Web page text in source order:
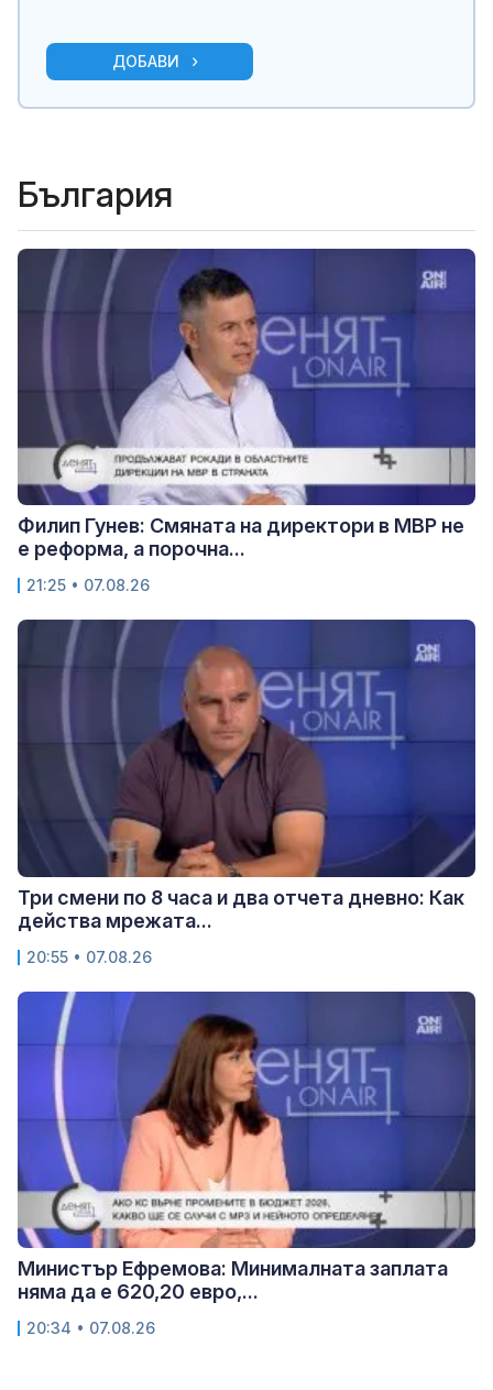
ДОБАВИ
България
Филип Гунев: Смяната на директори в МВР не
е реформа, а порочна...
21:25 • 07.08.26
Три смени по 8 часа и два отчета дневно: Как
действа мрежата...
20:55 • 07.08.26
Министър Ефремова: Минималната заплата
няма да е 620,20 евро,...
20:34 • 07.08.26